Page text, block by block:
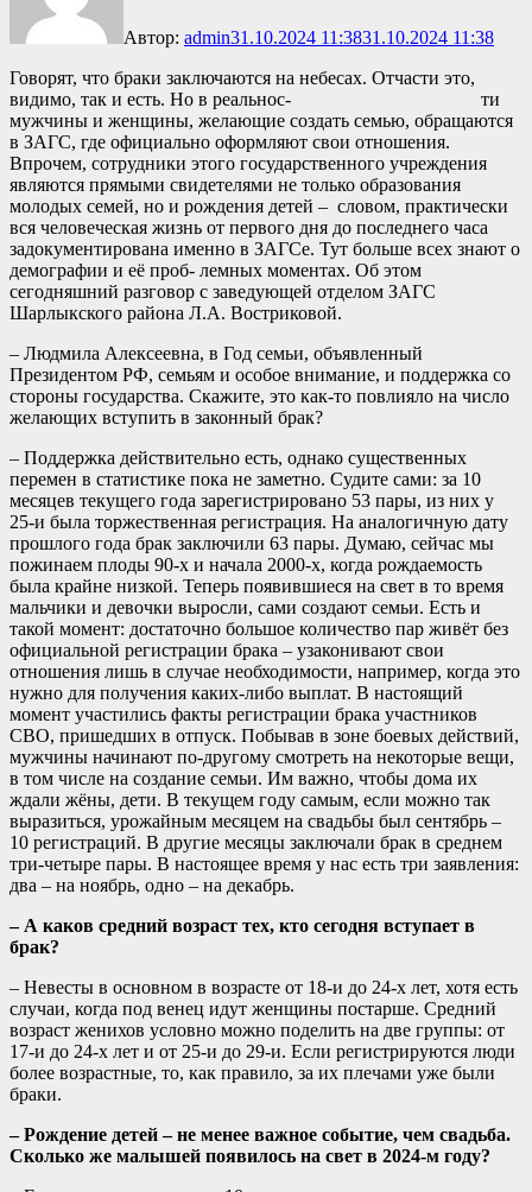
Автор: admin31.10.2024 11:3831.10.2024 11:38
Говорят, что браки заключаются на небесах. Отчасти это,
видимо, так и есть. Но в реальнос- ти
мужчины и женщины, желающие создать семью, обращаются
в ЗАГС, где официально оформляют свои отношения.
Впрочем, сотрудники этого государственного учреждения
являются прямыми свидетелями не только образования
молодых семей, но и рождения детей – словом, практически
вся человеческая жизнь от первого дня до последнего часа
задокументирована именно в ЗАГСе. Тут больше всех знают о
демографии и её проб- лемных моментах. Об этом
сегодняшний разговор с заведующей отделом ЗАГС
Шарлыкского района Л.А. Востриковой.
– Людмила Алексеевна, в Год семьи, объявленный
Президентом РФ, семьям и особое внимание, и поддержка со
стороны государства. Скажите, это как-то повлияло на число
желающих вступить в законный брак?
– Поддержка действительно есть, однако существенных
перемен в статистике пока не заметно. Судите сами: за 10
месяцев текущего года зарегистрировано 53 пары, из них у
25-и была торжественная регистрация. На аналогичную дату
прошлого года брак заключили 63 пары. Думаю, сейчас мы
пожинаем плоды 90-х и начала 2000-х, когда рождаемость
была крайне низкой. Теперь появившиеся на свет в то время
мальчики и девочки выросли, сами создают семьи. Есть и
такой момент: достаточно большое количество пар живёт без
официальной регистрации брака – узаконивают свои
отношения лишь в случае необходимости, например, когда это
нужно для получения каких-либо выплат. В настоящий
момент участились факты регистрации брака участников
СВО, пришедших в отпуск. Побывав в зоне боевых действий,
мужчины начинают по-другому смотреть на некоторые вещи,
в том числе на создание семьи. Им важно, чтобы дома их
ждали жёны, дети. В текущем году самым, если можно так
выразиться, урожайным месяцем на свадьбы был сентябрь –
10 регистраций. В другие месяцы заключали брак в среднем
три-четыре пары. В настоящее время у нас есть три заявления:
два – на ноябрь, одно – на декабрь.
– А каков средний возраст тех, кто сегодня вступает в
брак?
– Невесты в основном в возрасте от 18-и до 24-х лет, хотя есть
случаи, когда под венец идут женщины постарше. Средний
возраст женихов условно можно поделить на две группы: от
17-и до 24-х лет и от 25-и до 29-и. Если регистрируются люди
более возрастные, то, как правило, за их плечами уже были
браки.
– Рождение детей – не менее важное событие, чем свадьба.
Сколько же малышей появилось на свет в 2024-м году?